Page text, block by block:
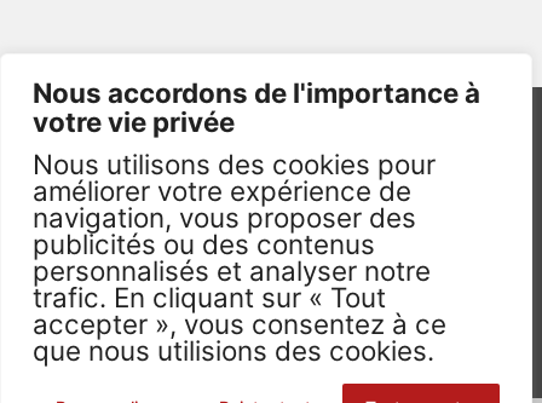
Nous accordons de l'importance à
votre vie privée
Nous utilisons des cookies pour
améliorer votre expérience de
navigation, vous proposer des
publicités ou des contenus
personnalisés et analyser notre
trafic. En cliquant sur « Tout
accepter », vous consentez à ce
que nous utilisions des cookies.
TAXImum.fr - 2026 - Visuels non Contractuels -
Tous droits réservés. ©